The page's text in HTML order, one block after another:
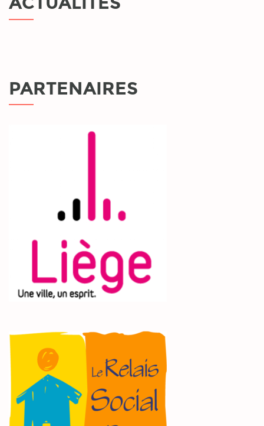
PARTENAIRES